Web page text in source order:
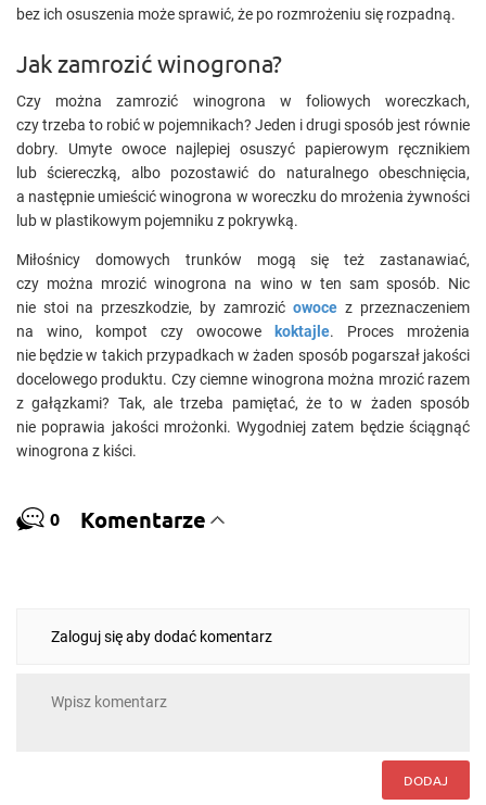
bez ich osuszenia może sprawić, że po rozmrożeniu się rozpadną.
Jak zamrozić winogrona?
Czy można zamrozić winogrona w foliowych woreczkach,
czy trzeba to robić w pojemnikach? Jeden i drugi sposób jest równie
dobry. Umyte owoce najlepiej osuszyć papierowym ręcznikiem
lub ściereczką, albo pozostawić do naturalnego obeschnięcia,
a następnie umieścić winogrona w woreczku do mrożenia żywności
lub w plastikowym pojemniku z pokrywką.
Miłośnicy domowych trunków mogą się też zastanawiać,
czy można mrozić winogrona na wino w ten sam sposób. Nic
nie stoi na przeszkodzie, by zamrozić owoce z przeznaczeniem
na wino, kompot czy owocowe
koktajle. Proces mrożenia
nie będzie w takich przypadkach w żaden sposób pogarszał jakości
docelowego produktu. Czy ciemne winogrona można mrozić razem
z gałązkami? Tak, ale trzeba pamiętać, że to w żaden sposób
nie poprawia jakości mrożonki. Wygodniej zatem będzie ściągnąć
winogrona z kiści.
0 Komentarze
Zaloguj się aby dodać komentarz
DODAJ